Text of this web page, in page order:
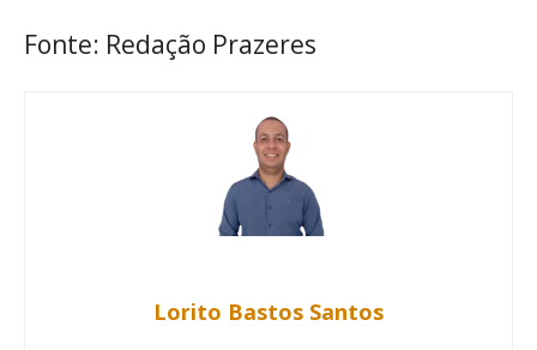
Fonte: Redação Prazeres
Lorito Bastos Santos